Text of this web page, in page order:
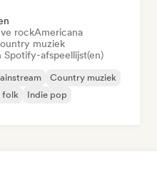
rockAmericana
muziek
afspeellijst(en)
Country muziek
folk
Indie pop